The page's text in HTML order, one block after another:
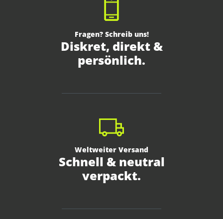
Fragen? Schreib uns!
Diskret, direkt &
persönlich.
Weltweiter Versand
Schnell & neutral
verpackt.